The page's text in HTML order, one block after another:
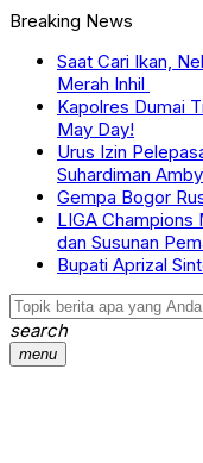
Breaking News
Saat Cari Ikan,
Merah Inhil
Kapolres Dumai
May Day!
Urus Izin
Suhardiman
Gempa Bogor
LIGA Champions
dan Susunan
Bupati Aprizal
search
menu